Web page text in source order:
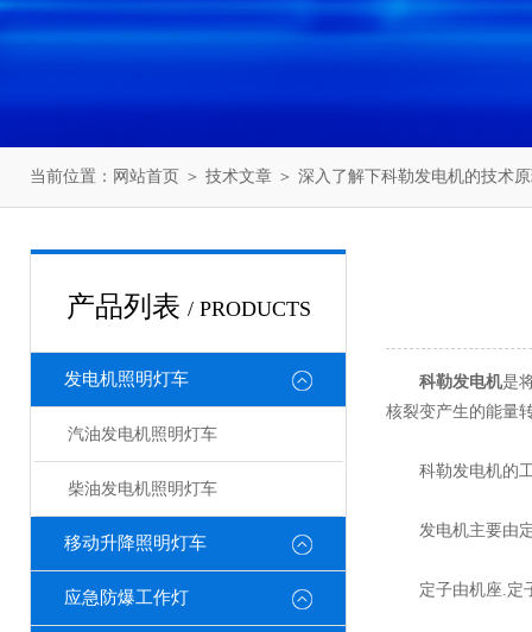
当前位置： 网站首页 ＞ 技术文章 ＞ 深入了解下科勒发电机的技术
产品列表 / PRODUCTS
发电机照明灯车
汽油发电机照明灯车
柴油发电机照明灯车
移动升降照明灯车
应急防爆工作灯
科勒发电机是
核裂变产生的能量
科勒发电机的工
发电机主要由定
定子由机座.定子